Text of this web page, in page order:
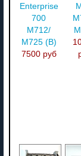
Enterprise
700
M712/
M725 (В)
7500 руб